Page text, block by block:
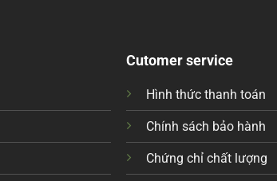
Cutomer service
Hình thức thanh toán
Chính sách bảo hành
Chứng chỉ chất lượng